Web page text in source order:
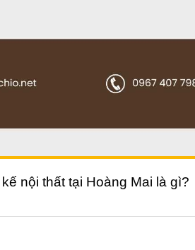
nội thất tại Hoàng Mai là gì?